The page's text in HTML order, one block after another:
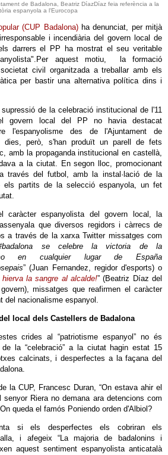
de Badalona, Beatriz DíazDíaz feia referència a la
espanyola a l'Eurocopa
(CUP Badalona)ha denunciat, per mitjà
i incendiària del govern local de
darrers el PP ha mostrat el seu veritable
aquest motiu, la formació
civil organitzada a treballar amb els
per bastir una alternativa política dins i
de la celebració institucional de l'11
govern local del PP no havia destacat
l'espanyolisme des de l'Ajuntament de
dies, però, s'han produït un parell de fets
amb la propaganda institucional en castellà,
a la ciutat. En segon lloc, promocionant
través del futbol, amb la instal·lació de la
els partits de la selecció espanyola, un fet
caràcter espanyolista del govern local, la
que diversos regidors i càrrecs de
a través de la xarxa Twitter missatges com
se celebre la victoria de la
en cualquier lugar de España
” (Juan Fernandez, regidor d'esports) o
la sangre al alcalde!” (Beatriz Díaz del
missatges que reafirmen el caràcter
del nacionalisme espanyol.
local dels Castellers de Badalona
crides al “patriotisme espanyol” no és
la “celebració” a la ciutat hagin estat 15
calcinats, i desperfectes a la façana del
la CUP, Francesc Duran, “On estava ahir el
Riera no demana ara detencions com
queda el famós Poniendo orden d'Albiol?
si els desperfectes els cobriran els
i afegeix “La majoria de badalonins i
aquest sentiment espanyolista anticatalà